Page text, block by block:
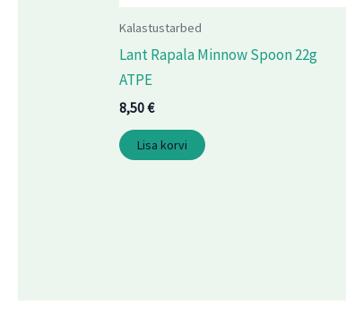
Kalastustarbed
Lant Rapala Minnow Spoon 22g
ATPE
8,50€
Lisa korvi